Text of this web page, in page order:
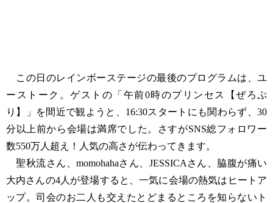
この日のレインボーステージの最後のプログラムは、ユ
ーストーク。ゲストの「午前0時のプリンセス【ぜろぷ
り】」を間近で観ようと、16:30スタートにも関わらず、30
分以上前から会場は満席でした。さすがSNS総フォロワー
数550万人超え！人気の高さが伝わってきます。
聖秋流さん、momohahaさん、JESSICAさん、脇腹が痛い
大内さんの4人が登場すると、一気に会場の熱気はヒートア
ップ。司会のお二人も交えたとどまるところを知らないト